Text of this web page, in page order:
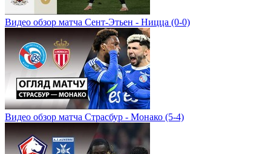
Видео обзор матча Сент-Этьен - Ницца (0-0)
Видео обзор матча Страсбур - Монако (5-4)